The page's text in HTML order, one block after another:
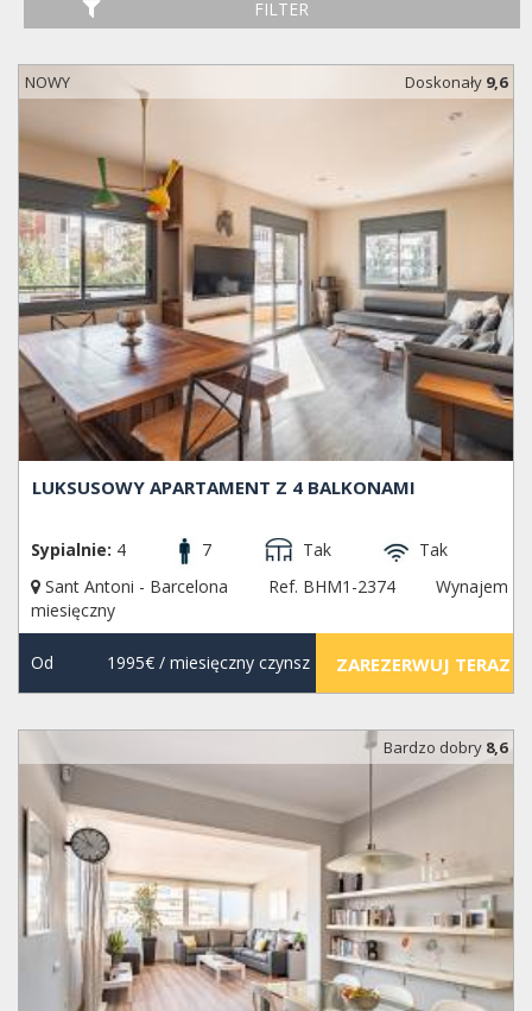
FILTER
NOWY Doskonały 9,6
LUKSUSOWY APARTAMENT Z 4 BALKONAMI
Sypialnie: 4 7 Tak
Tak
Sant Antoni - Barcelona
Ref. BHM1-2374
Wynajem
miesięczny
Od 1995€/ miesięczny czynsz ZAREZERWUJ TERAZ
Bardzo dobry 8,6